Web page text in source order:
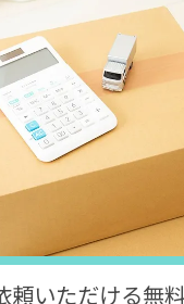
頼いただける無